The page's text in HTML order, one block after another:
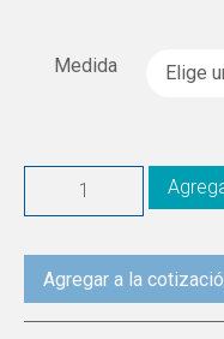
Medida
Agregar a la